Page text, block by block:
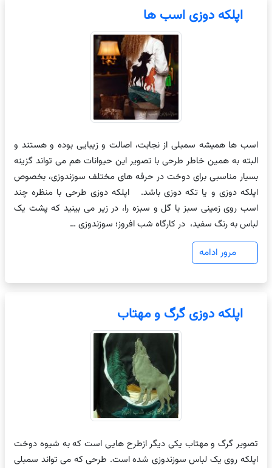
اپلکه دوزی اسب ها
اسب ها همیشه سمبلی از نجابت، اصالت و زیبایی بوده و هستند و
البته به همین خاطر طرحی با تصویر این حیوانات هم می تواند گزینه
بسیار مناسبی برای دوخت در حرفه های مختلف سوزندوزی، بخصوص
اپلکه دوزی و یا تکه دوزی باشد. اپلکه دوزی طرحی با منظره چند
اسب روی زمینی سبز با گل و سبزه را، در زیر می بینید که پشت یک
لباس به رنگ سفید، در کارگاه شب افروز؛ سوزندوزی …
مرور ادامه
اپلکه دوزی گرگ و مهتاب
تصویر گرگ و مهتاب یکی دیگر ازطرح هایی است که به شیوه دوخت
اپلکه روی یک لباس سوزندوزی شده است. طرحی که می تواند سمبلی